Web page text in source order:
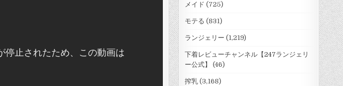
メイド (725)
モテる (831)
ランジェリー (1,219)
下着レビューチャンネル【247ランジェリ
ー公式】
(46)
搾乳(3,168)